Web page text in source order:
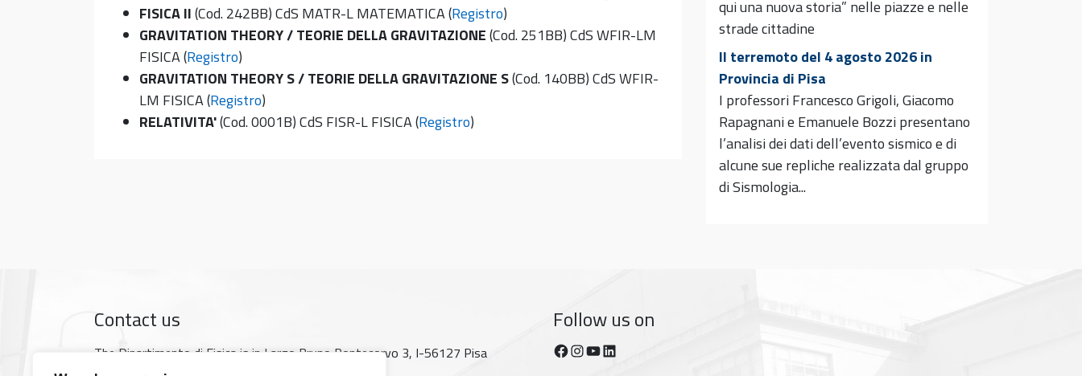
FISICA II(Cod. 242BB) CdS MATR-L MATEMATICA (Registro)
GRAVITATION THEORY / TEORIE DELLA GRAVITAZIONE(Cod. 251BB) CdS WFIR-LM
FISICA (Registro)
GRAVITATION THEORY S / TEORIE DELLA GRAVITAZIONE S(Cod. 140BB) CdS WFIR-
LM FISICA (Registro)
RELATIVITA'(Cod. 0001B) CdS FISR-L FISICA (Registro)
qui una nuova storia” nelle piazze e nelle
strade cittadine
Il terremoto del 4 agosto 2026 in
Provincia di Pisa
I professori Francesco Grigoli, Giacomo
Rapagnani e Emanuele Bozzi presentano
l’analisi dei dati dell’evento sismico e di
alcune sue repliche realizzata dal gruppo
di Sismologia...
Contact us
The Dipartimento di Fisica is in Largo Bruno Pontecorvo 3, I-56127 Pisa
Google map
Follow us on
Facebook
Instagram
YouTube
https://www.linkedin.com/company/dipartimento-di-fisica-unipi/posts/?feedView=all